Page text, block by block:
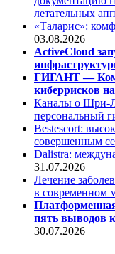
летательных
«Таларис»:
03.08.2026
ActiveCloud
ГИГАНТ —
киберрисков
Каналы о Шри-
персональный
Bestescort:
совершенным
Dalistra:
31.07.2026
Лечение
в современном
Платформенная
пять выводов
30.07.2026